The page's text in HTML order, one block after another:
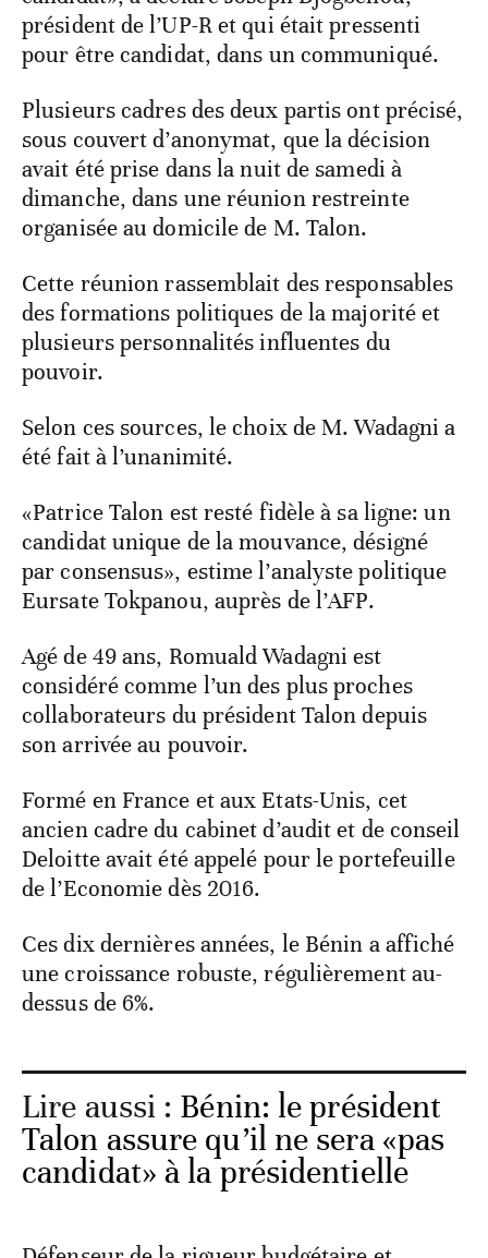
président de l’UP-R et qui était pressenti
pour être candidat, dans un communiqué.
Plusieurs cadres des deux partis ont précisé,
sous couvert d’anonymat, que la décision
avait été prise dans la nuit de samedi à
dimanche, dans une réunion restreinte
organisée au domicile de M. Talon.
Cette réunion rassemblait des responsables
des formations politiques de la majorité et
plusieurs personnalités influentes du
pouvoir.
Selon ces sources, le choix de M. Wadagni a
été fait à l’unanimité.
«Patrice Talon est resté fidèle à sa ligne: un
candidat unique de la mouvance, désigné
par consensus», estime l’analyste politique
Eursate Tokpanou, auprès de l’AFP.
Agé de 49 ans, Romuald Wadagni est
considéré comme l’un des plus proches
collaborateurs du président Talon depuis
son arrivée au pouvoir.
Formé en France et aux Etats-Unis, cet
ancien cadre du cabinet d’audit et de conseil
Deloitte avait été appelé pour le portefeuille
de l’Economie dès 2016.
Ces dix dernières années, le Bénin a affiché
une croissance robuste, régulièrement au-
dessus de 6%.
Lire aussi : Bénin: le président
Talon assure qu’il ne sera «pas
candidat» à la présidentielle